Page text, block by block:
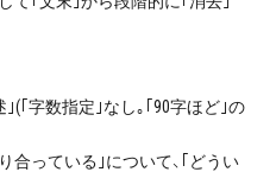
(｢字数指定｣なし｡｢90字ほど｣の
っている｣について、｢どうい